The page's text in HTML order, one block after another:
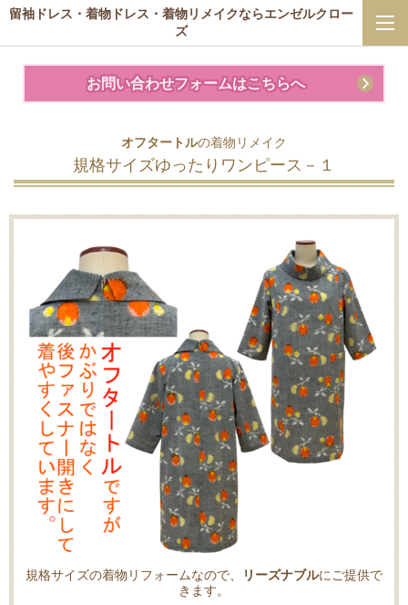
留袖ドレス・着物ドレス・着物リメイクならエンゼルクロー
ズ
お問い合わせフォームはこちらへ
オフタートルの着物リメイク
規格サイズゆったりワンピース－１
規格サイズの着物リフォームなので、 リーズナブルにご提供で
きます。